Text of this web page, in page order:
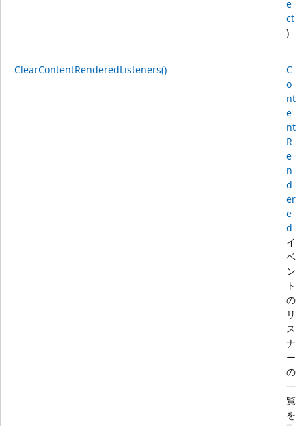
e
ct
)
ClearContentRenderedListeners()
C
o
nt
e
nt
R
e
n
d
er
e
d
イ
ベ
ン
ト
の
リ
ス
ナ
ー
の
一
覧
を